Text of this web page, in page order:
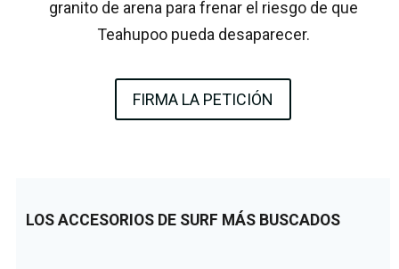
granito de arena para frenar el riesgo de que
Teahupoo pueda desaparecer.
FIRMA LA PETICIÓN
LOS ACCESORIOS DE SURF MÁS BUSCADOS